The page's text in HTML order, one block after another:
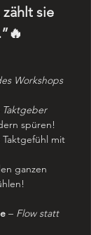
sie
Workshops
spüren!
mit
ganzen
– Flow statt